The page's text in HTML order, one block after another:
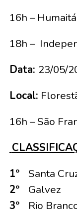
16h –
18h –
Data: 23/05/
Local:
16h – São
1º Santa
2º
3º Rio